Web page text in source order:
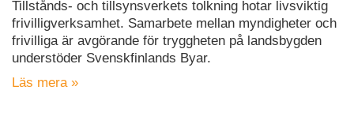
Tillstånds- och tillsynsverkets tolkning hotar livsviktig
frivilligverksamhet. Samarbete mellan myndigheter och
frivilliga är avgörande för tryggheten på landsbygden
understöder Svenskfinlands Byar.
Läs mera »